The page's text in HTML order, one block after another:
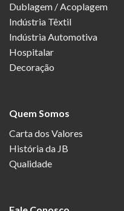
Dublagem / Acoplagem
Indústria Têxtil
Indústria Automotiva
Hospitalar
Decoração
Quem Somos
Carta dos Valores
História da JB
Qualidade